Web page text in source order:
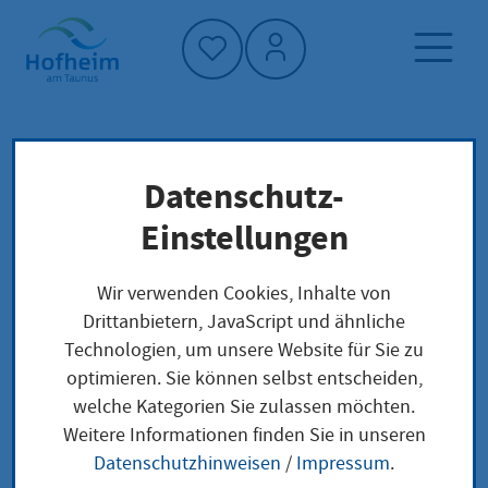
Startseite"
Dienstleistung-Finder
Lokale Anliegen
Waren aus EU-Ländern nach Deutschland
einführen
Waren aus EU-
Ländern nach
Datenschutz-
Einstellungen
Wir verwenden Cookies, Inhalte von
Drittanbietern, JavaScript und ähnliche
Technologien, um unsere Website für Sie zu
optimieren. Sie können selbst entscheiden,
welche Kategorien Sie zulassen möchten.
Weitere Informationen finden Sie in unseren
Datenschutzhinweisen / Impressum.